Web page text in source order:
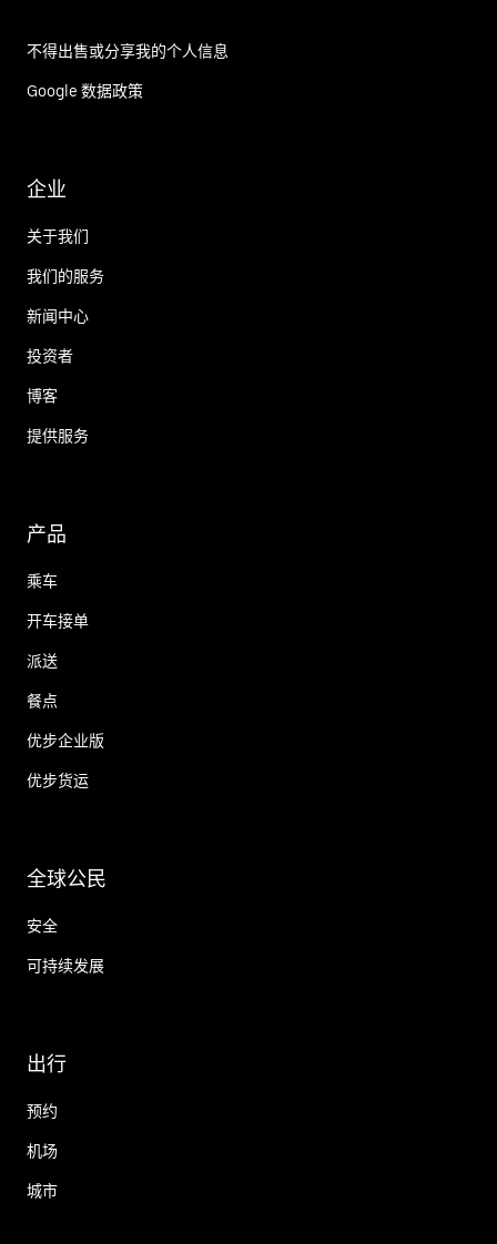
不得出售或分享我的个人信息
Google 数据政策
企业
关于我们
我们的服务
新闻中心
投资者
博客
提供服务
产品
乘车
开车接单
派送
餐点
优步企业版
优步货运
全球公民
安全
可持续发展
出行
预约
机场
城市